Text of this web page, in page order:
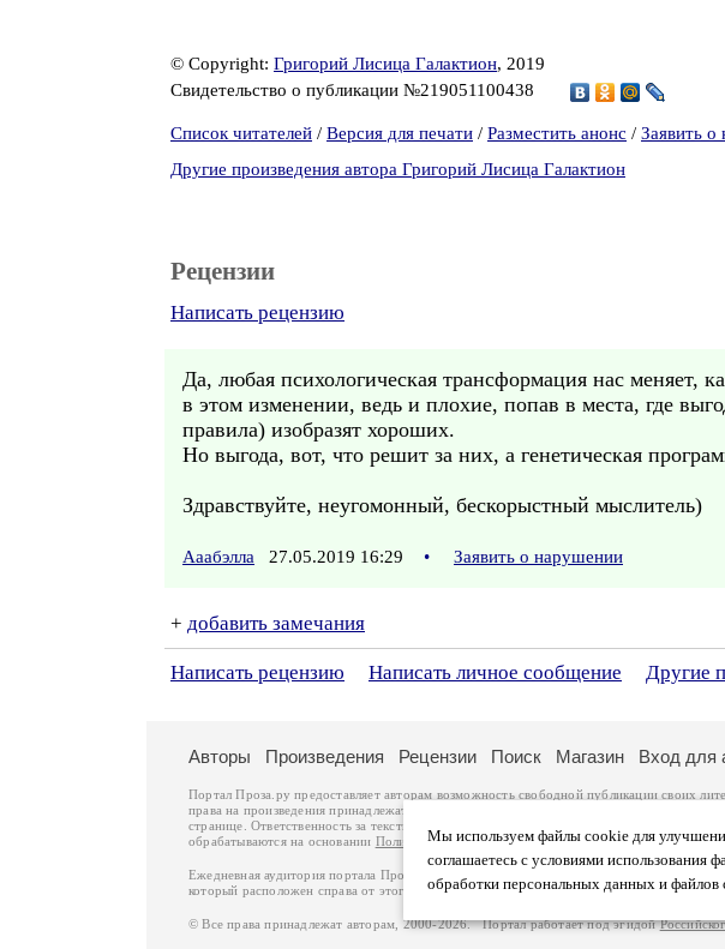
© Copyright: Григорий Лисица Галактион, 2019
Свидетельство о публикации №219051100438
Список читателей / Версия для печати / Разместить анонс / Заявить
Другие произведения автора Григорий Лисица Галактион
Рецензии
Написать рецензию
Да, любая психологическая трансформация нас меняет,
в этом изменении, ведь и плохие, попав в места, где
правила) изобразят хороших.
Но выгода, вот, что решит за них, а генетическая
Здравствуйте, неугомонный, бескорыстный мыслитель)
Ааабэлла 27.05.2019 16:29 • Заявить о нарушении
+ добавить замечания
Написать рецензию Написать личное сообщение Другие
Мы используем файлы cookie для
соглашаетесь с условиями использования
обработки персональных данных и файлов
Авторы Произведения Рецензии Поиск Магазин Вход для
Портал Проза.ру предоставляет авторам возможность свободной публикации своих
права на произведения принадлежат авторам и охраняются
. Перепечатка
странице. Ответственность за тексты произведений авторы несут самостоятельно на
обрабатываются на основании Политики обработки персональных данных. Вы также
Ежедневная аудитория портала Проза.ру – порядка 100 тысяч посетителей, которые
который расположен справа от этого текста. В каждой графе указано по две цифры:
© Все права принадлежат авторам, 2000-2026. Портал работает под эгидой